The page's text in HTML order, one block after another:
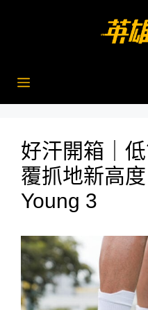
選
好汗開箱｜
覆抓地新高
Young 3